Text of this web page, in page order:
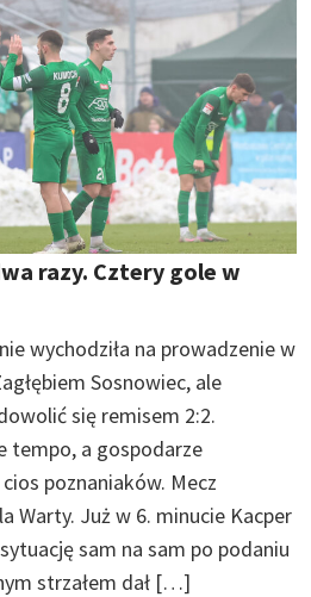
razy. Cztery gole w
wychodziła na prowadzenie w
Sosnowiec, ale
się remisem 2:2.
tempo, a gospodarze
poznaniaków. Mecz
Warty. Już w 6. minucie Kacper
sam na sam po podaniu
strzałem dał […]